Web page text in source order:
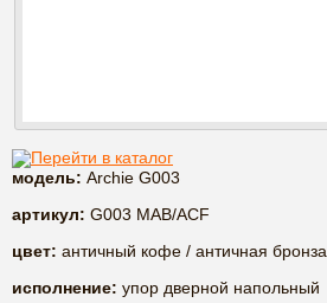
Перейти в каталог
модель: Archie G003
артикул: G003 MAB/ACF
цвет: античный кофе / античная бронза
исполнение: упор дверной напольный